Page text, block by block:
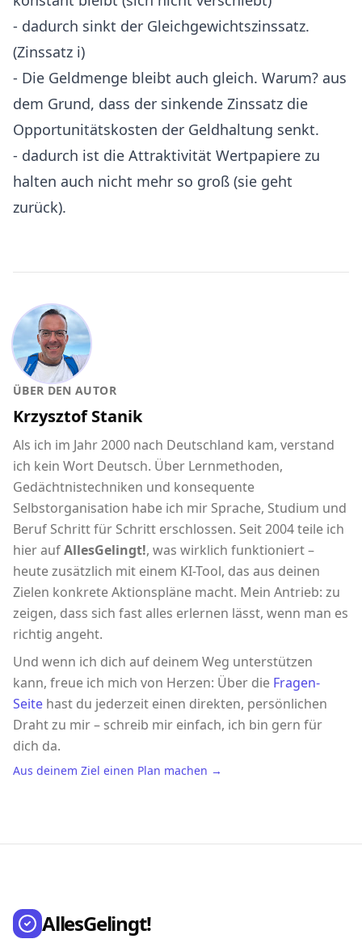
- dadurch sinkt der Gleichgewichtszinssatz.
(Zinssatz i)
- Die Geldmenge bleibt auch gleich. Warum? aus
dem Grund, dass der sinkende Zinssatz die
Opportunitätskosten der Geldhaltung senkt.
- dadurch ist die Attraktivität Wertpapiere zu
halten auch nicht mehr so groß (sie geht
zurück).
ÜBER DEN AUTOR
Krzysztof Stanik
Als ich im Jahr 2000 nach Deutschland kam, verstand
ich kein Wort Deutsch. Über Lernmethoden,
Gedächtnistechniken und konsequente
Selbstorganisation habe ich mir Sprache, Studium und
Beruf Schritt für Schritt erschlossen. Seit 2004 teile ich
hier aufAllesGelingt!, was wirklich funktioniert –
heute zusätzlich mit einem KI-Tool, das aus deinen
Zielen konkrete Aktionspläne macht. Mein Antrieb: zu
zeigen, dass sich fast alles erlernen lässt, wenn man es
richtig angeht.
Und wenn ich dich auf deinem Weg unterstützen
kann, freue ich mich von Herzen: Über die Fragen-
Seite hast du jederzeit einen direkten, persönlichen
Draht zu mir – schreib mir einfach, ich bin gern für
dich da.
Aus deinem Ziel einen Plan machen →
AllesGelingt!